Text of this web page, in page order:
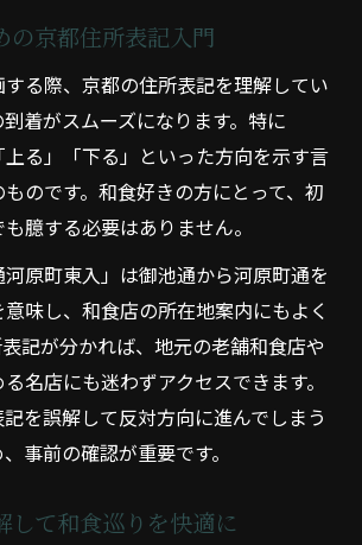
の京都住所表記入門
る際、京都の住所表記を理解してい
着がスムーズになります。特に
上る」「下る」といった方向を示す言
のです。和食好きの方にとって、初
臆する必要はありません。
原町東入」は御池通から河原町通を
味し、和食店の所在地案内にもよく
記が分かれば、地元の老舗和食店や
名店にも迷わずアクセスできます。
を誤解して反対方向に進んでしまう
事前の確認が重要です。
して和食巡りを快適に